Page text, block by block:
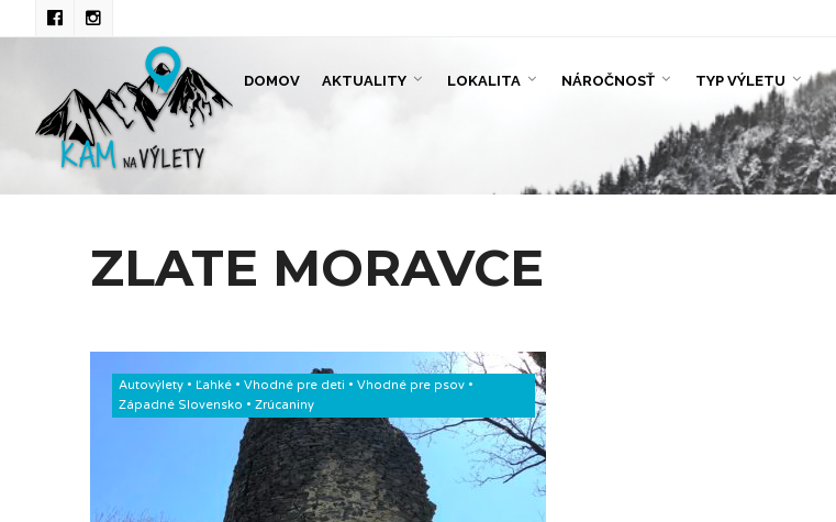
DOMOV AKTUALITY LOKALITA NÁROČNOSŤ TYP VÝLETU
ZLATE MORAVCE
Autovýlety • Ľahké • Vhodné pre deti • Vhodné pre psov •
Západné Slovensko • Zrúcaniny